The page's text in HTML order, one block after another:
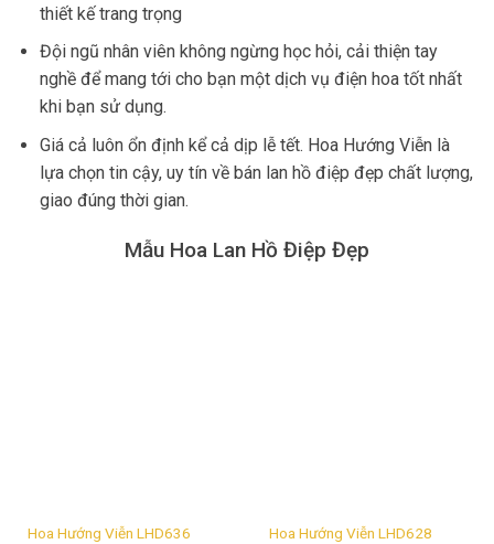
thiết kế trang trọng
Đội ngũ nhân viên không ngừng học hỏi, cải thiện tay
nghề để mang tới cho bạn một dịch vụ điện hoa tốt nhất
khi bạn sử dụng.
Giá cả luôn ổn định kể cả dịp lễ tết. Hoa Hướng Viễn là
lựa chọn tin cậy, uy tín về bán lan hồ điệp đẹp chất lượng,
giao đúng thời gian.
Mẫu Hoa Lan Hồ Điệp Đẹp
Hoa Hướng Viễn LHD636 Hoa Hướng Viễn LHD628